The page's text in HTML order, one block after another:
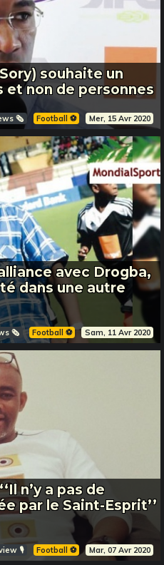
souhaite un
et non de personnes
🗞️ Football ⚽️ Mer, 15 Avr 2020
avec Drogba,
dans une autre
🗞️ Football ⚽️ Sam, 11 Avr 2020
n’y a pas de
par le Saint-Esprit’’
🎙️ Football ⚽️ Mar, 07 Avr 2020